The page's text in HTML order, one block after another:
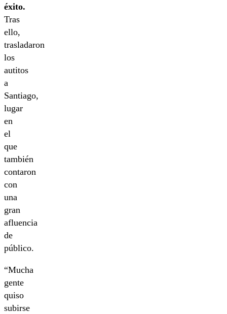
éxito.
Tras
ello,
trasladaron
los
autitos
a
Santiago,
lugar
en
el
que
también
contaron
con
una
gran
afluencia
de
público.
“Mucha
gente
quiso
subirse